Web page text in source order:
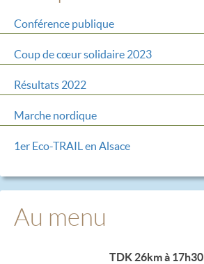
Conférence publique
Coup de cœur solidaire 2023
Résultats 2022
Marche nordique
1er Eco-TRAIL en Alsace
Au menu
TDK 26km à 17h30